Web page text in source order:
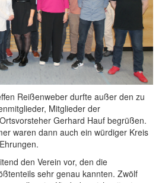
Reißenweber durfte außer den zu
Mitglieder der
Gerhard Hauf begrüßen.
waren dann auch ein würdiger Kreis
den Verein vor, den die
sehr genau kannten. Zwölf